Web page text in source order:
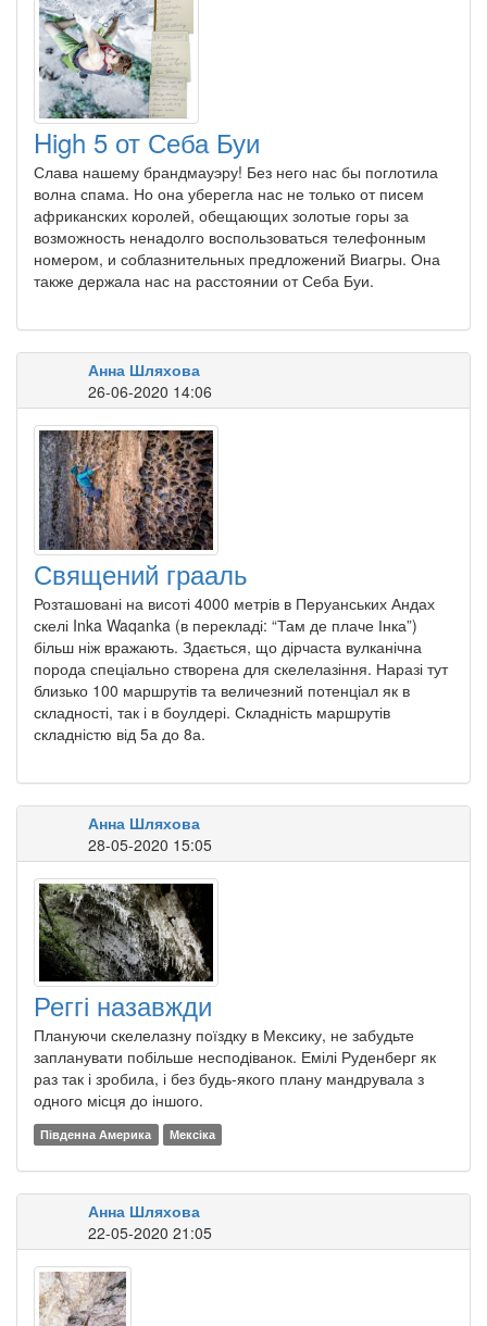
High 5 от Себа Буи
Слава нашему брандмауэру! Без него нас бы поглотила
волна спама. Но она уберегла нас не только от писем
африканских королей, обещающих золотые горы за
возможность ненадолго воспользоваться телефонным
номером, и соблазнительных предложений Виагры. Она
также держала нас на расстоянии от Себа Буи.
Анна Шляхова
26-06-2020 14:06
Священий грааль
Розташовані на висоті 4000 метрів в Перуанських Андах
скелі Inka Waqanka (в перекладі: “Там де плаче Інка”)
більш ніж вражають. Здається, що дірчаста вулканічна
порода спеціально створена для скелелазіння. Наразі тут
близько 100 маршрутів та величезний потенціал як в
складності, так і в боулдері. Складність маршрутів
складністю від 5а до 8а.
Анна Шляхова
28-05-2020 15:05
Реггі назавжди
Плануючи скелелазну поїздку в Мексику, не забудьте
запланувати побільше несподіванок. Емілі Руденберг як
раз так і зробила, і без будь-якого плану мандрувала з
одного місця до іншого.
Південна Америка Мексіка
Анна Шляхова
22-05-2020 21:05